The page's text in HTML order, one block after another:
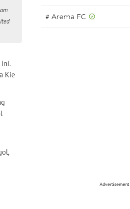
Kie
# Arema FC
Advertisement